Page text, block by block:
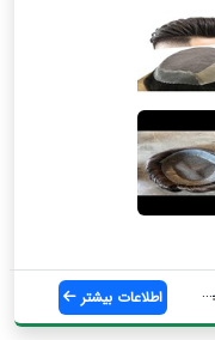
اطلاعات بیشتر